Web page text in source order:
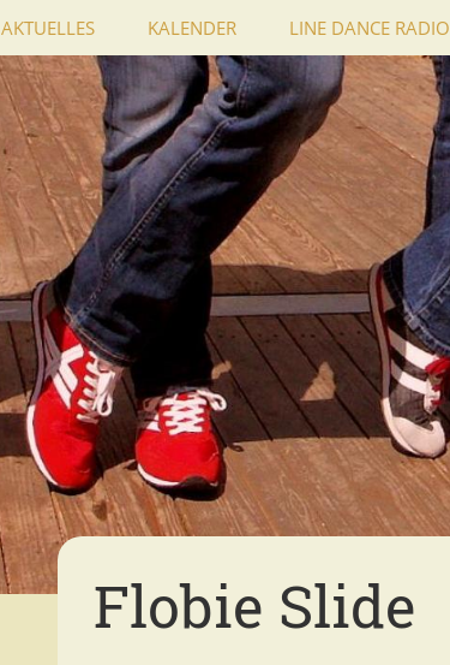
AKTUELLES KALENDER LINE DANCE RADIO
Flobie Slide